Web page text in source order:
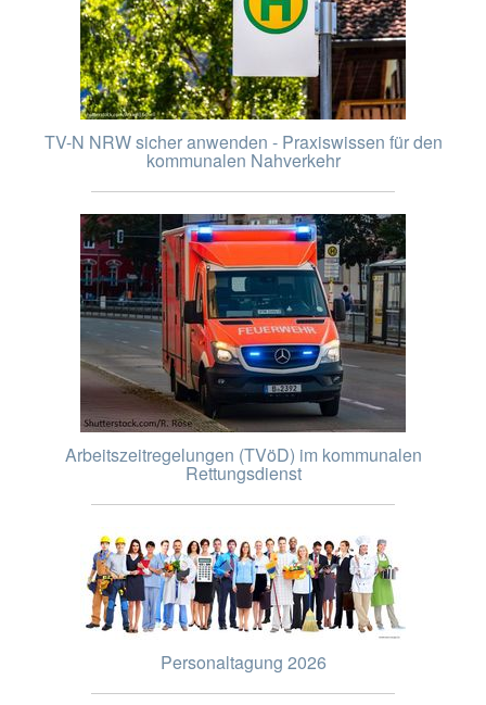
TV-N NRW sicher anwenden - Praxiswissen für den
kommunalen Nahverkehr
Arbeitszeitregelungen (TVöD) im kommunalen
Rettungsdienst
Personaltagung 2026